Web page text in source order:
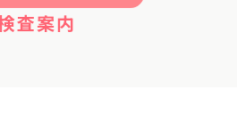
査案内